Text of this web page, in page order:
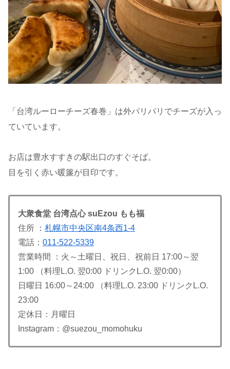
「台湾ルーローチーズ春巻」は外パリパリでチーズが入っ
ていています。
お店は豊水すすきの駅出口のすぐそば。
目を引く赤い暖簾が目印です。
大衆食堂 台湾点心 suEzou もも福
住所 ： 札幌市中央区南4条西1-4
電話： 011-522-5339
営業時間 ：火～土曜日、祝日、祝前日 17:00～翌
1:00 （料理L.O. 翌0:00 ドリンクL.O. 翌0:00）
日曜日 16:00～24:00 （料理L.O. 23:00 ドリンクL.O.
23:00
定休日：月曜日
Instagram：@suezou_momohuku